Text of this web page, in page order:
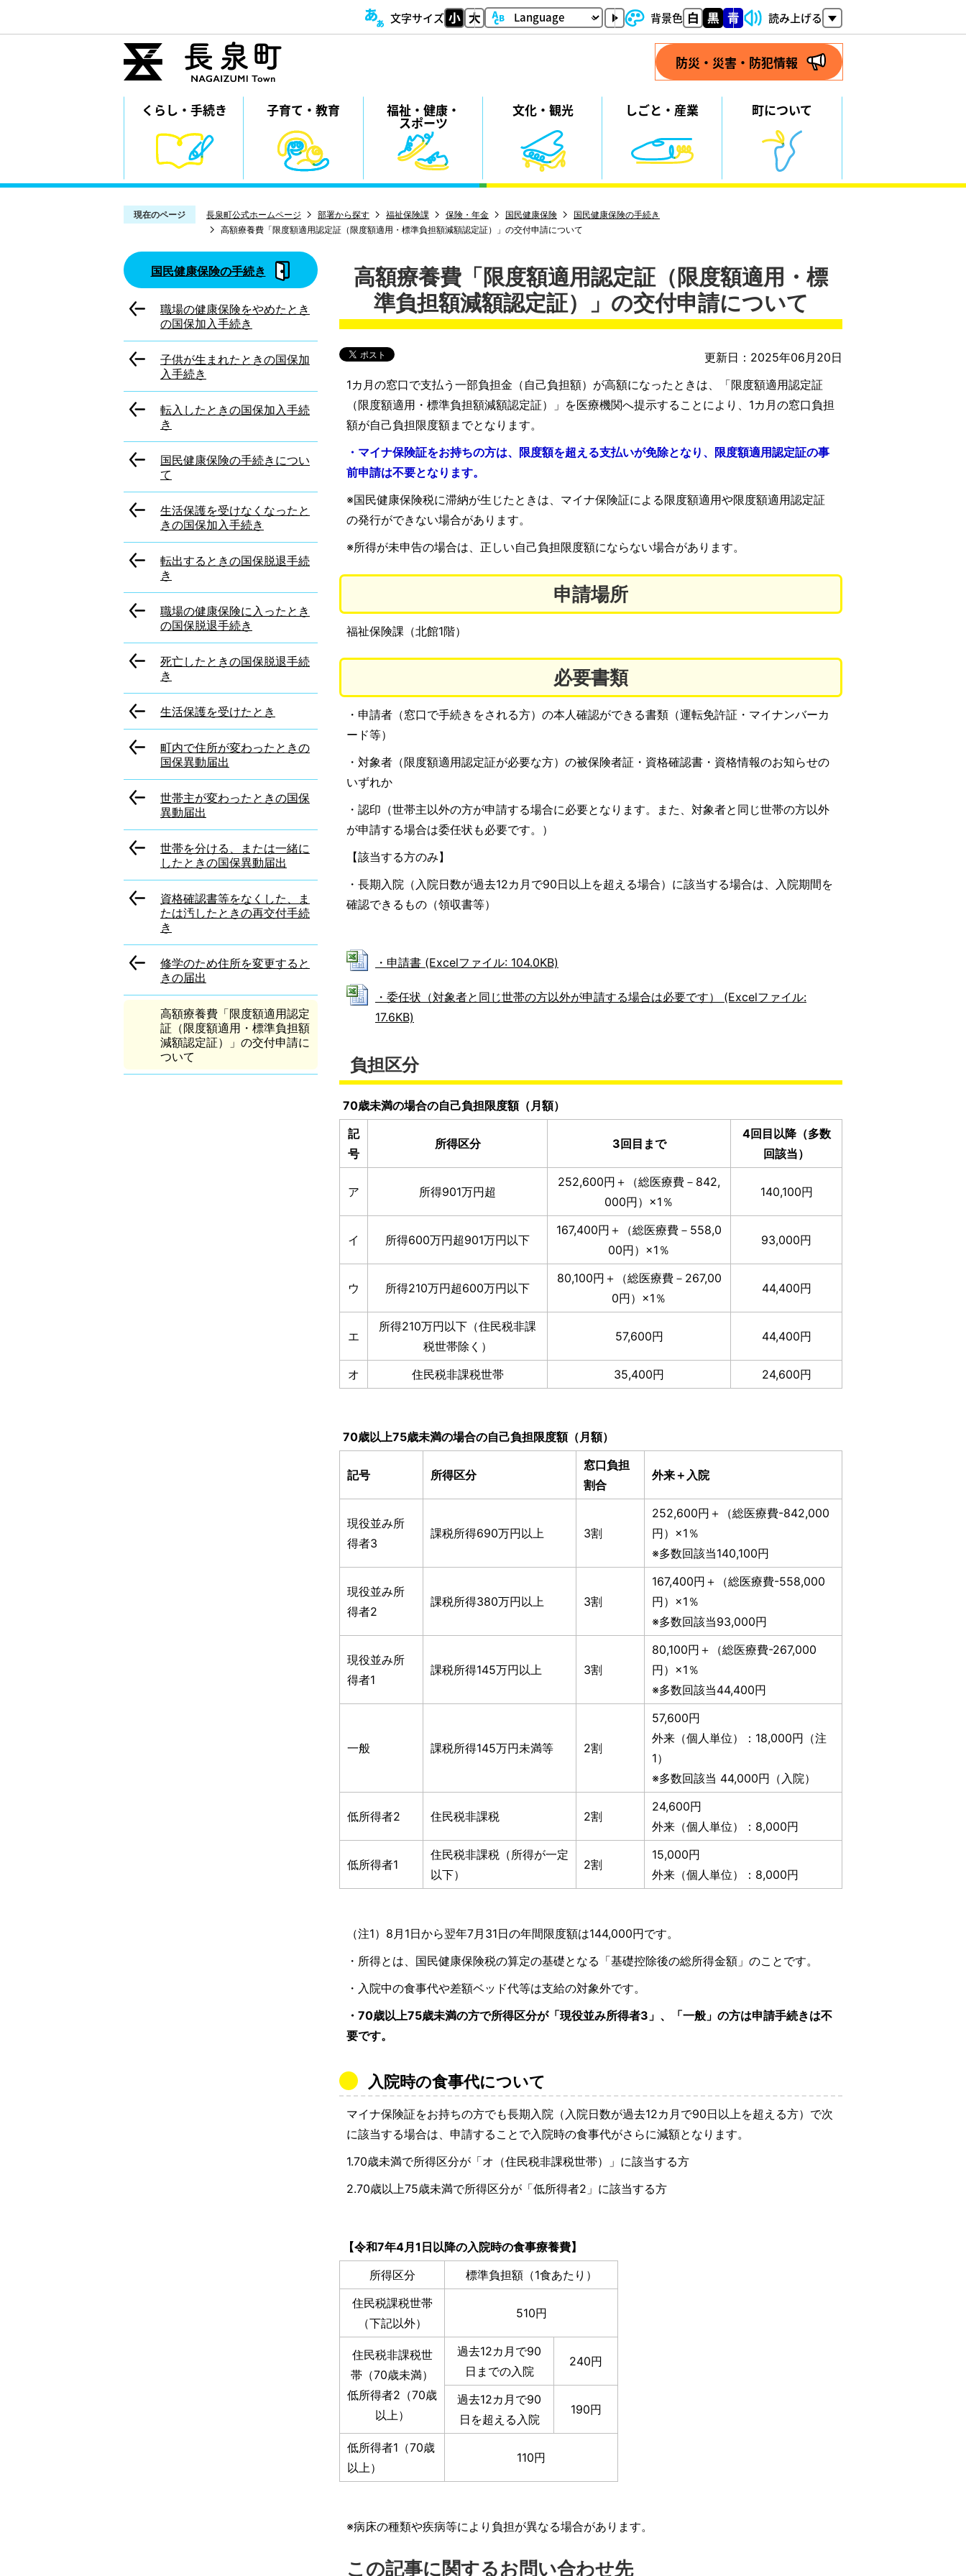
文字サイズ 背景色 読み上げる
防災・災害・防犯情報
くらし・ ⼿続き 子育て・教育 福祉・ 健康・
スポーツ
⽂化・ 観光 しごと・産業 町について
現在のページ 長泉町公式ホームページ 部署から探す 福祉保険課 保険・年金 国民健康保険
国民健康保険の手続き
高額療養費「限度額適用認定証（限度額適用・標準負担額減額認定証）」の交付申請について
国民健康保険の手続き
職場の健康保険をやめたとき
の国保加入手続き
子供が生まれたときの国保加
入手続き
転入したときの国保加入手続
き
国民健康保険の手続きについ
て
生活保護を受けなくなったと
きの国保加入手続き
転出するときの国保脱退手続
き
職場の健康保険に入ったとき
の国保脱退手続き
死亡したときの国保脱退手続
き
生活保護を受けたとき
町内で住所が変わったときの
国保異動届出
世帯主が変わったときの国保
異動届出
世帯を分ける、または一緒に
したときの国保異動届出
資格確認書等をなくした、ま
たは汚したときの再交付手続
き
修学のため住所を変更すると
きの届出
高額療養費「限度額適用認定
証（限度額適用・標準負担額
減額認定証）」の交付申請に
ついて
高額療養費「限度額適用認定証（限度額適用・標
準負担額減額認定証）」の交付申請について
更新日：2025年06月20日
1カ月の窓口で支払う一部負担金（自己負担額）が高額になったときは、「限度額適用認定証
（限度額適用・標準負担額減額認定証）」を医療機関へ提示することにより、1カ月の窓口負担
額が自己負担限度額までとなります。
・マイナ保険証をお持ちの方は、限度額を超える支払いが免除となり、限度額適用認定証の事
前申請は不要となります。
※国民健康保険税に滞納が生じたときは、マイナ保険証による限度額適用や限度額適用認定証
の発行ができない場合があります。
※所得が未申告の場合は、正しい自己負担限度額にならない場合があります。
申請場所
福祉保険課（北館1階）
必要書類
・申請者（窓口で手続きをされる方）の本人確認ができる書類（運転免許証・マイナンバーカ
ード等）
・対象者（限度額適用認定証が必要な方）の被保険者証・資格確認書・資格情報のお知らせの
いずれか
・認印（世帯主以外の方が申請する場合に必要となります。また、対象者と同じ世帯の方以外
が申請する場合は委任状も必要です。）
【該当する方のみ】
・長期入院（入院日数が過去12カ月で90日以上を超える場合）に該当する場合は、入院期間を
確認できるもの（領収書等）
・申請書 (Excelファイル: 104.0KB)
・委任状（対象者と同じ世帯の方以外が申請する場合は必要です） (Excelファイル:
17.6KB)
負担区分
70歳未満の場合の自己負担限度額（月額）
記
号
所得区分 3回目まで
4回目以降（多数
回該当）
ア 所得901万円超
252,600円＋（総医療費－842,
000円）×1％
140,100円
イ 所得600万円超901万円以下
167,400円＋（総医療費－558,0
00円）×1％
93,000円
ウ 所得210万円超600万円以下
80,100円＋（総医療費－267,00
0円）×1％
44,400円
エ
所得210万円以下（住民税非課
税世帯除く）
57,600円 44,400円
オ 住民税非課税世帯 35,400円 24,600円
70歳以上75歳未満の場合の自己負担限度額（月額）
記号 所得区分
窓口負担
割合
外来＋入院
現役並み所
得者3
課税所得690万円以上 3割
252,600円＋（総医療費-842,000
円）×1％
※多数回該当140,100円
現役並み所
得者2
課税所得380万円以上 3割
167,400円＋（総医療費-558,000
円）×1％
※多数回該当93,000円
現役並み所
得者1
課税所得145万円以上 3割
80,100円＋（総医療費-267,000
円）×1％
※多数回該当44,400円
一般 課税所得145万円未満等 2割
57,600円
外来（個人単位）：18,000円（注
1）
※多数回該当 44,000円（入院）
低所得者2 住民税非課税 2割
24,600円
外来（個人単位）：8,000円
低所得者1
住民税非課税（所得が一定
以下）
2割
15,000円
外来（個人単位）：8,000円
（注1）8月1日から翌年7月31日の年間限度額は144,000円です。
・所得とは、国民健康保険税の算定の基礎となる「基礎控除後の総所得金額」のことです。
・入院中の食事代や差額ベッド代等は支給の対象外です。
・70歳以上75歳未満の方で所得区分が「現役並み所得者3」、「一般」の方は申請手続きは不
要です。
入院時の食事代について
マイナ保険証をお持ちの方でも長期入院（入院日数が過去12カ月で90日以上を超える方）で次
に該当する場合は、申請することで入院時の食事代がさらに減額となります。
1.70歳未満で所得区分が「オ（住民税非課税世帯）」に該当する方
2.70歳以上75歳未満で所得区分が「低所得者2」に該当する方
【令和7年4月1日以降の入院時の食事療養費】
所得区分
標準負担額（1食あたり）
住民税課税世帯
（下記以外）
510円
住民税非課税世
帯（70歳未満）
低所得者2（70歳
以上）
過去12カ月で90
日までの入院
240円
過去12カ月で90
日を超える入院
190円
低所得者1（70歳
以上）
110円
※病床の種類や疾病等により負担が異なる場合があります。
この記事に関するお問い合わせ先